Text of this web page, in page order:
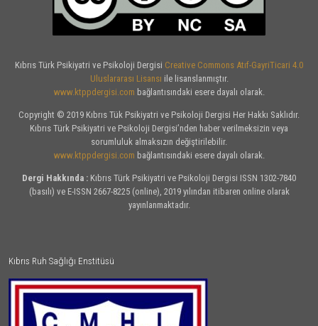
Kıbrıs Türk Psikiyatri ve Psikoloji Dergisi Creative Commons Atıf-GayriTicari 4.0
Uluslararası Lisansı ile lisanslanmıştır.
www.ktppdergisi.com bağlantısındaki esere dayalı olarak.
Copyright © 2019 Kıbrıs Tük Psikiyatri ve Psikoloji Dergisi Her Hakkı Saklıdır.
Kıbrıs Türk Psikiyatri ve Psikoloji Dergisi’nden haber verilmeksizin veya
sorumluluk almaksızın değiştirilebilir.
www.ktppdergisi.com bağlantısındaki esere dayalı olarak.
Dergi Hakkında : Kıbrıs Türk Psikiyatri ve Psikoloji Dergisi ISSN 1302-7840
(basılı) ve E-ISSN 2667-8225 (online), 2019 yılından itibaren online olarak
yayınlanmaktadır.
Kıbrıs Ruh Sağlığı Enstitüsü